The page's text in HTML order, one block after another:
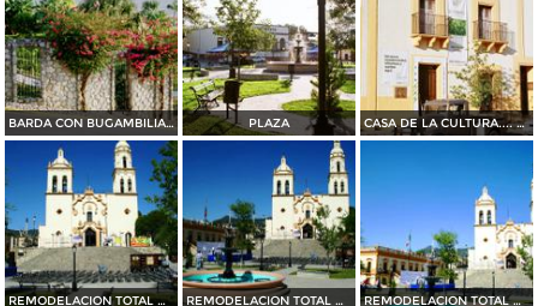
BARDA CON BUGAMBILIAS....35 mm PLAZA CASA DE LA CULTURA.... 35 mm
REMODELACION TOTAL DE PLAZA OCAMPO (2010) REMODELACION TOTAL DE PLAZA OCAMPO (2010) REMODELACION TOTAL DE PLAZA OCAMPO (2010)